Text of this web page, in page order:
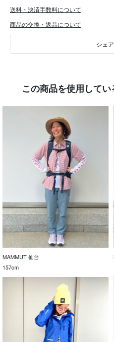
送料・決済手数料について
商品の交換・返品について
シェ
この商品を使用して
MAMMUT 仙台
157cm